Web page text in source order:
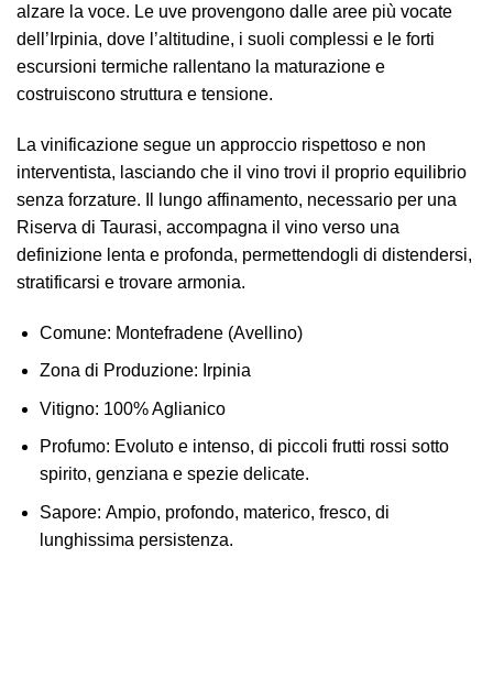
alzare la voce. Le uve provengono dalle aree più vocate
dell’Irpinia, dove l’altitudine, i suoli complessi e le forti
escursioni termiche rallentano la maturazione e
costruiscono struttura e tensione.
La vinificazione segue un approccio rispettoso e non
interventista, lasciando che il vino trovi il proprio equilibrio
senza forzature. Il lungo affinamento, necessario per una
Riserva di Taurasi, accompagna il vino verso una
definizione lenta e profonda, permettendogli di distendersi,
stratificarsi e trovare armonia.
Comune: Montefradene (Avellino)
Zona di Produzione: Irpinia
Vitigno: 100% Aglianico
Profumo: Evoluto e intenso, di piccoli frutti rossi sotto
spirito, genziana e spezie delicate.
Sapore: Ampio, profondo, materico, fresco, di
lunghissima persistenza.